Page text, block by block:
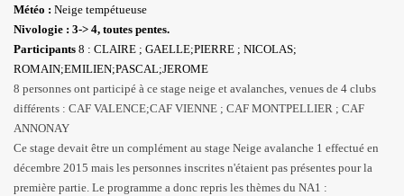
Météo : Neige tempétueuse
Nivologie : 3-> 4, toutes pentes.
Participants 8 : CLAIRE ; GAELLE;PIERRE ; NICOLAS;
ROMAIN;EMILIEN;PASCAL;JEROME
8 personnes ont participé à ce stage neige et avalanches, venues de 4 clubs
différents : CAF VALENCE;CAF VIENNE ; CAF MONTPELLIER ; CAF
ANNONAY
Ce stage devait être un complément au stage Neige avalanche 1 effectué en
décembre 2015 mais les personnes inscrites n'étaient pas présentes pour la
première partie. Le programme a donc repris les thèmes du NA1 :